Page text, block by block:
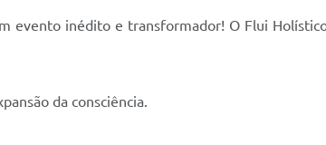
evento inédito e transformador! O Flui
da consciência.